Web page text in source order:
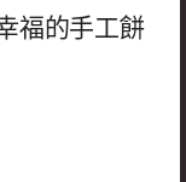
福的手工餅